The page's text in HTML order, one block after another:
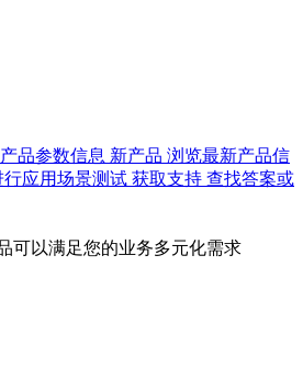
品参数信息 新产品 浏览最新产品信
行应用场景测试 获取支持 查找答案或
可以满足您的业务多元化需求